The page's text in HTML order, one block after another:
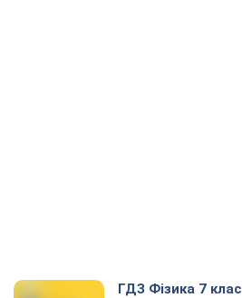
ГДЗ Фізика 7 клас